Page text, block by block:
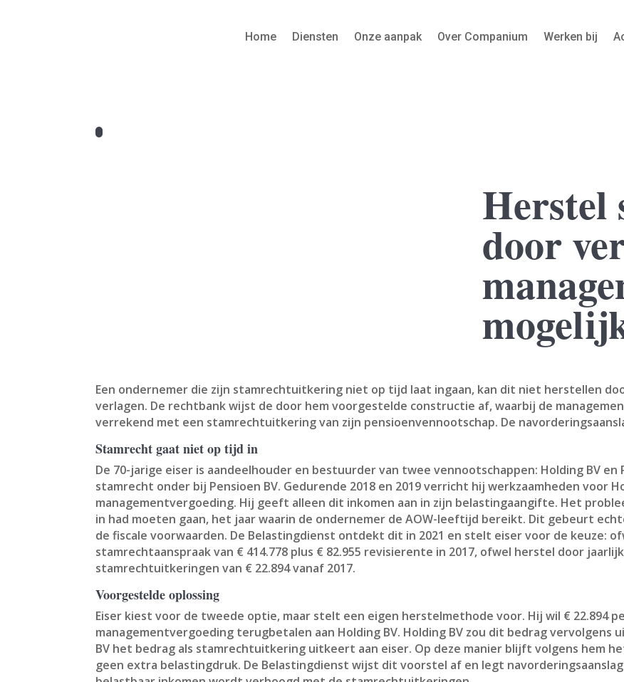
Home Diensten Onze aanpak Over Companium Werken bij
Herstel
door
Een ondernemer die zijn stamrechtuitkering niet op tijd laat ingaan, kan dit niet herstellen
verlagen. De rechtbank wijst de door hem voorgestelde constructie af, waarbij de
verrekend met een stamrechtuitkering van zijn pensioenvennootschap. De
Stamrecht gaat niet op tijd in
De 70-jarige eiser is aandeelhouder en bestuurder van twee vennootschappen: Holding BV en
stamrecht onder bij Pensioen BV. Gedurende 2018 en 2019 verricht hij werkzaamheden voor
managementvergoeding. Hij geeft alleen dit inkomen aan in zijn belastingaangifte. Het
in had moeten gaan, het jaar waarin de ondernemer de AOW-leeftijd bereikt. Dit gebeurt
de fiscale voorwaarden. De Belastingdienst ontdekt dit in 2021 en stelt eiser voor de keuze:
stamrechtaanspraak van € 414.778 plus € 82.955 revisierente in 2017, ofwel herstel door
stamrechtuitkeringen van € 22.894 vanaf 2017.
Voorgestelde oplossing
Eiser kiest voor de tweede optie, maar stelt een eigen herstelmethode voor. Hij wil € 22.894
managementvergoeding terugbetalen aan Holding BV. Holding BV zou dit bedrag vervolgens
BV het bedrag als stamrechtuitkering uitkeert aan eiser. Op deze manier blijft volgens hem
geen extra belastingdruk. De Belastingdienst wijst dit voorstel af en legt